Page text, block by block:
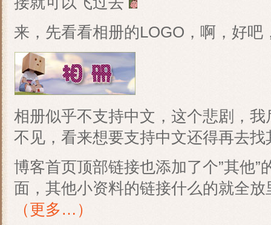
来，先看看相册的LOGO，啊，好
相册似乎不支持中文，这个悲剧，
不见，看来想要支持中文还得再去
博客首页顶部链接也添加了个”其他
面，其他小资料的链接什么的就全
（更多…）